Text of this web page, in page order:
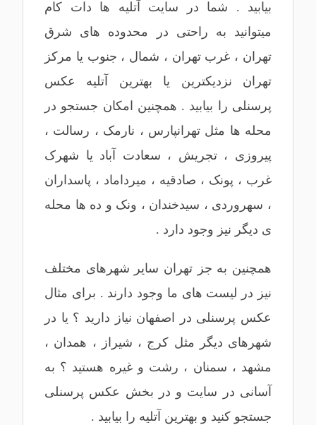
بیابید . شما در سایت آتلیه ها دات کام
میتوانید به راحتی در محدوده های شرق
تهران ، غرب تهران ، شمال ، جنوب یا مرکز
تهران نزدیکترین یا بهترین
آتلیه عکس
پرسنلی را بیابید . همچنین امکان جستجو در
محله ها مثلتهرانپارس ، نارمک ، رسالت ،
پیروزی ،تجریش ، سعادت آباد یا شهرک
غرب ، پونک ، صادقیه ، میرداماد ، پاسداران
، سهروردی ، سیدخندان ، ونک و ده ها محله
ی دیگر نیز وجود دارد .
همچنین به جز تهران سایر شهرهای مختلف
نیز در لیست های ما وجود دارند . برای مثال
عکس پرسنلی در اصفهان نیاز دارید ؟ یا در
شهرهای دیگر مثل کرج ، شیراز ، همدان ،
مشهد ، سمنان ، رشت و غیره هستید ؟ به
آسانی در سایت و در بخش عکس پرسنلی
جستجو کنید و بهترین آتلیه را بیابید .